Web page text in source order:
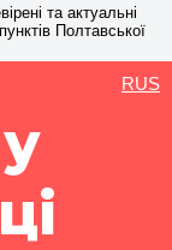
та актуальні
Полтавської
у
RUS